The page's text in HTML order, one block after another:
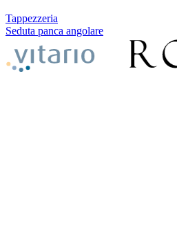
Tappezzeria
Seduta panca angolare